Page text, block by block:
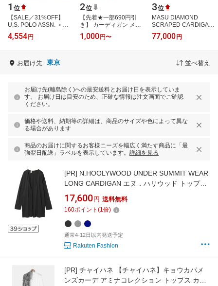
1 位
【SALE／31%OFF】
U.S. POLO ASSN. ＜接
触冷感＞別注 クルーネッ
ク サマーニット カーデ
4,554 円
2位
【先着★一部690円引
き】 カーディガン メン
ズ 薄手 M L XL LL ロング
大きいサイズ トップス
1,000 円〜
3位
MASU DIAMOND
SCRAPED CARDIGAN
エムエーエスユー トップ
ス カーディガン グリー
77,000 円
お届け先: 東京 並べ替え
お届け先(離島除く)への最安送料とお届け日を表示していま
す。 お届け日は目安のため、正確な情報は注文画面でご確認
ください。
価格や送料、納期等の詳細は、商品のサイズや色によって異な
る場合があります
商品のお届けに関するお客様ニーズを幅広く満たす商品に「最
強翌日配送」ラベルを表示しています。 詳細を見る
[PR] N.HOOLYWOOD UNDER SUMMIT WEAR
LONG CARDIGAN エヌ．ハリウッド トップス
カーディガン ブラック グレー ネイビー【送料
無料】
17,600 円 送料無料
160ポイント (1倍)
通常4-12日以内発送予定
Rakuten Fashion
[PR] チャイハネ 【チャイハネ】キョウカパメ
ンズカーデ アミナコレクション トップス カー